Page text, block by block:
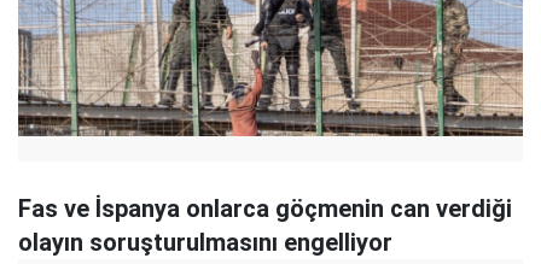
Fas ve İspanya onlarca göçmenin can verdiği
olayın soruşturulmasını engelliyor